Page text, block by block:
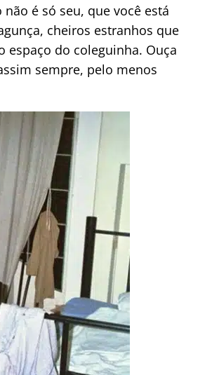
é só seu, que você está
cheiros estranhos que
espaço do coleguinha. Ouça
sempre, pelo menos